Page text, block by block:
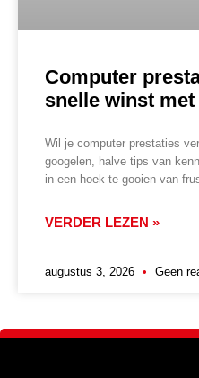
Computer
snelle winst
Wil je computer prestaties
googelen, halve tips van
in een hoek te gooien van
VERDER LEZEN »
augustus 3, 2026 Geen